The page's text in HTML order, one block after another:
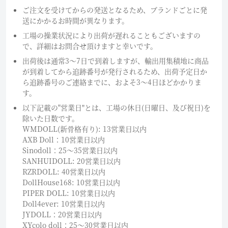
ご注文を受けてからの発送となるため、ブランドごとに発
送にかかるお時間が異なります。
工場の操業状況により出荷が遅れることもございますの
で、詳細はお問合せ頂けますと幸いです。
出荷後は通常3～7日で到着しますが、輸出用集積地に商品
が到着してから追跡番号が発行されるため、出荷予定日か
ら追跡番号のご連絡までに、およそ3〜4日ほどかかりま
す。
以下記載の"営業日"とは、工場の休日(日曜日、及び祝日)を
除いた日数です。
WMDOLL(新骨格有り): 13営業日以内
AXB Doll：10営業日以内
Sinodoll：25〜35営業日以内
SANHUIDOLL: 20営業日以内
RZRDOLL: 40営業日以内
DollHouse168: 10営業日以内
PIPER DOLL: 10営業日以内
Doll4ever: 10営業日以内
JYDOLL：20営業日以内
XYcolo doll：25〜30営業日以内